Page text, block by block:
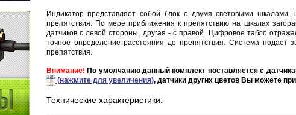
Индикатор представляет собой блок с двумя световыми
препятствия. По мере приближения к препятствию на шкалах
датчиков с левой стороны, другая - с правой. Цифровое табло
точное определение расстояния до препятствия. Система подает
препятствия.
Внимание! По умолчанию данный комплект поставляется с
(нажмите для увеличения), датчики других цветов Вы можете
Технические характеристики: